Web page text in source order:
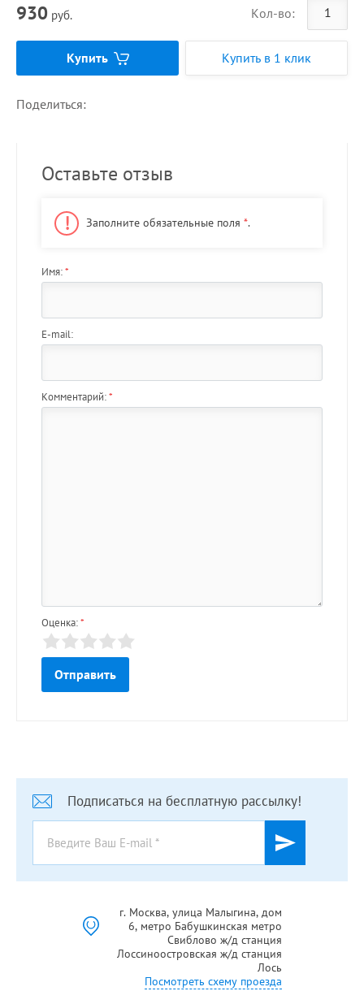
930 руб. Кол-во:
Купить Купить в 1 клик
Поделиться:
Оставьте отзыв
Заполните обязательные поля *.
Имя:*
E-mail:
Комментарий:*
Оценка:*
Подписаться на бесплатную рассылку!
г. Москва, улица Малыгина, дом
6, метро Бабушкинская метро
Свиблово ж/д станция
Лоссиноостровская ж/д станция
Лось
Посмотреть схему проезда